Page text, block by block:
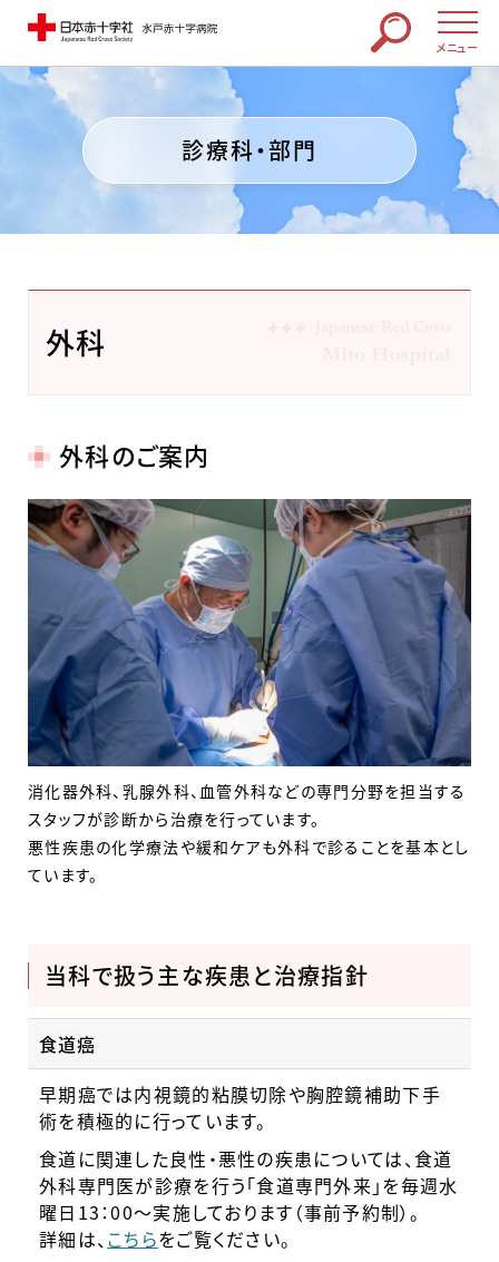
メニュー
診療科・部門
外科
外科のご案内
消化器外科、乳腺外科、血管外科などの専門分野を担当する
スタッフが診断から治療を行っています。
悪性疾患の化学療法や緩和ケアも外科で診ることを基本とし
ています。
当科で扱う主な疾患と治療指針
食道癌
早期癌では内視鏡的粘膜切除や胸腔鏡補助下手
術を積極的に行っています。
食道に関連した良性・悪性の疾患については、食道
外科専門医が診療を行う「食道専門外来」を毎週水
曜日13：00～実施しております（事前予約制）。
詳細は、 こちらをご覧ください。